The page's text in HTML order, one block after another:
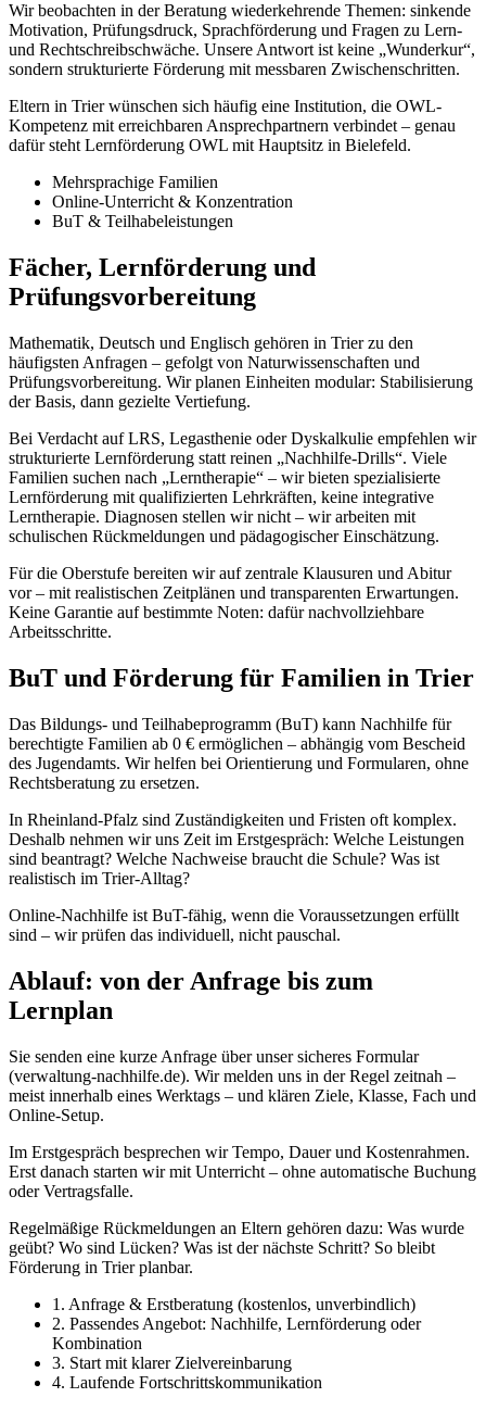
Wir beobachten in der Beratung wiederkehrende Themen: sinkende
Motivation, Prüfungsdruck, Sprachförderung und Fragen zu Lern-
und Rechtschreibschwäche. Unsere Antwort ist keine „Wunderkur“,
sondern strukturierte Förderung mit messbaren Zwischenschritten.
Eltern in Trier wünschen sich häufig eine Institution, die OWL-
Kompetenz mit erreichbaren Ansprechpartnern verbindet – genau
dafür steht Lernförderung OWL mit Hauptsitz in Bielefeld.
Mehrsprachige Familien
Online-Unterricht & Konzentration
BuT & Teilhabeleistungen
Fächer, Lernförderung und
Prüfungsvorbereitung
Mathematik, Deutsch und Englisch gehören in Trier zu den
häufigsten Anfragen – gefolgt von Naturwissenschaften und
Prüfungsvorbereitung. Wir planen Einheiten modular: Stabilisierung
der Basis, dann gezielte Vertiefung.
Bei Verdacht auf LRS, Legasthenie oder Dyskalkulie empfehlen wir
strukturierte Lernförderung statt reinen „Nachhilfe-Drills“. Viele
Familien suchen nach „Lerntherapie“ – wir bieten spezialisierte
Lernförderung mit qualifizierten Lehrkräften, keine integrative
Lerntherapie. Diagnosen stellen wir nicht – wir arbeiten mit
schulischen Rückmeldungen und pädagogischer Einschätzung.
Für die Oberstufe bereiten wir auf zentrale Klausuren und Abitur
vor – mit realistischen Zeitplänen und transparenten Erwartungen.
Keine Garantie auf bestimmte Noten: dafür nachvollziehbare
Arbeitsschritte.
BuT und Förderung für Familien in Trier
Das Bildungs- und Teilhabeprogramm (BuT) kann Nachhilfe für
berechtigte Familien ab 0 € ermöglichen – abhängig vom Bescheid
des Jugendamts. Wir helfen bei Orientierung und Formularen, ohne
Rechtsberatung zu ersetzen.
In Rheinland-Pfalz sind Zuständigkeiten und Fristen oft komplex.
Deshalb nehmen wir uns Zeit im Erstgespräch: Welche Leistungen
sind beantragt? Welche Nachweise braucht die Schule? Was ist
realistisch im Trier-Alltag?
Online-Nachhilfe ist BuT-fähig, wenn die Voraussetzungen erfüllt
sind – wir prüfen das individuell, nicht pauschal.
Ablauf: von der Anfrage bis zum
Lernplan
Sie senden eine kurze Anfrage über unser sicheres Formular
(verwaltung-nachhilfe.de). Wir melden uns in der Regel zeitnah –
meist innerhalb eines Werktags – und klären Ziele, Klasse, Fach und
Online-Setup.
Im Erstgespräch besprechen wir Tempo, Dauer und Kostenrahmen.
Erst danach starten wir mit Unterricht – ohne automatische Buchung
oder Vertragsfalle.
Regelmäßige Rückmeldungen an Eltern gehören dazu: Was wurde
geübt? Wo sind Lücken? Was ist der nächste Schritt? So bleibt
Förderung in Trier planbar.
1. Anfrage & Erstberatung (kostenlos, unverbindlich)
2. Passendes Angebot: Nachhilfe, Lernförderung oder
Kombination
3. Start mit klarer Zielvereinbarung
4. Laufende Fortschrittskommunikation